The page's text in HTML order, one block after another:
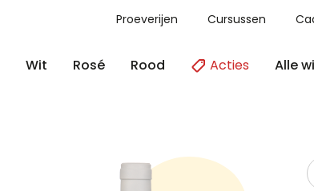
Proeverijen Cursussen
Wit Rosé Rood Acties Alle